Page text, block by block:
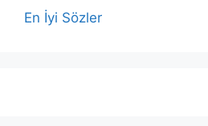
En İyi Sözler